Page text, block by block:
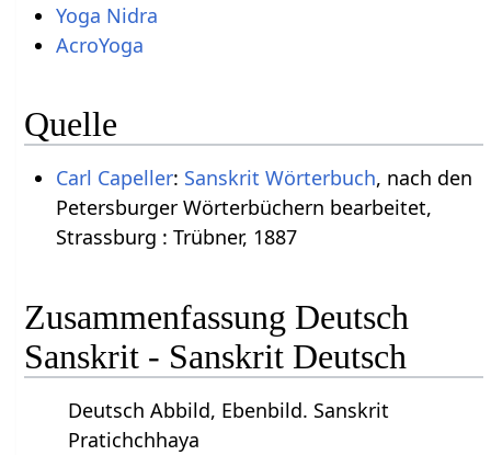
Yoga Nidra
AcroYoga
Quelle
Carl Capeller: Sanskrit Wörterbuch, nach den
Petersburger Wörterbüchern bearbeitet,
Strassburg : Trübner, 1887
Zusammenfassung Deutsch
Sanskrit - Sanskrit Deutsch
Deutsch Abbild, Ebenbild. Sanskrit
Pratichchhaya